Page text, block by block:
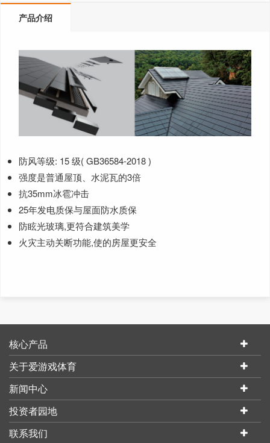
产品介绍
防风等级: 15 级( GB36584-2018 )
强度是普通屋顶、水泥瓦的3倍
抗35mm冰雹冲击
25年发电质保与屋面防水质保
防眩光玻璃,更符合建筑美学
火灾主动关断功能,使的房屋更安全
核心产品
关于爱游戏体育
新闻中心
投资者园地
联系我们